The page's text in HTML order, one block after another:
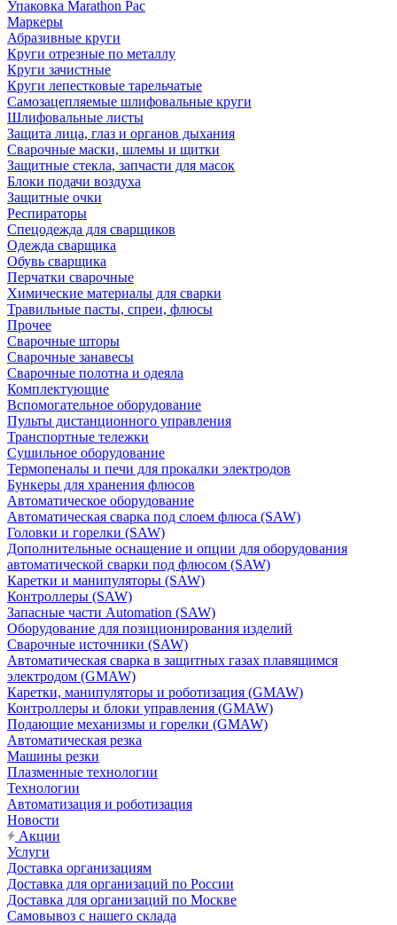
Упаковка Marathon Pac
Маркеры
Абразивные круги
Круги отрезные по металлу
Круги зачистные
Круги лепестковые тарельчатые
Самозацепляемые шлифовальные круги
Шлифовальные листы
Защита лица, глаз и органов дыхания
Сварочные маски, шлемы и щитки
Защитные стекла, запчасти для масок
Блоки подачи воздуха
Защитные очки
Респираторы
Спецодежда для сварщиков
Одежда сварщика
Обувь сварщика
Перчатки сварочные
Химические материалы для сварки
Травильные пасты, спреи, флюсы
Прочее
Сварочные шторы
Сварочные занавесы
Сварочные полотна и одеяла
Комплектующие
Вспомогательное оборудование
Пульты дистанционного управления
Транспортные тележки
Сушильное оборудование
Термопеналы и печи для прокалки электродов
Бункеры для хранения флюсов
Автоматическое оборудование
Автоматическая сварка под слоем флюса (SAW)
Головки и горелки (SAW)
Дополнительные оснащение и опции для оборудования
автоматической сварки под флюсом (SAW)
Каретки и манипуляторы (SAW)
Контроллеры (SAW)
Запасные части Automation (SAW)
Оборудование для позиционирования изделий
Сварочные источники (SAW)
Автоматическая сварка в защитных газах плавящимся
электродом (GMAW)
Каретки, манипуляторы и роботизация (GMAW)
Контроллеры и блоки управления (GMAW)
Подающие механизмы и горелки (GMAW)
Автоматическая резка
Машины резки
Плазменные технологии
Технологии
Автоматизация и роботизация
Новости
Акции
Услуги
Доставка организациям
Доставка для организаций по России
Доставка для организаций по Москве
Самовывоз с нашего склада